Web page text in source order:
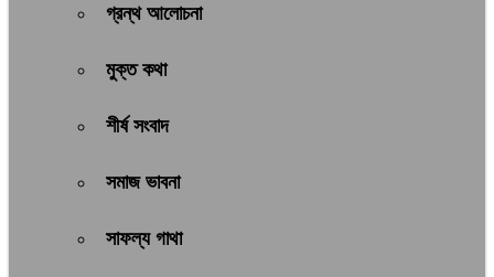
গ্রন্থ আলোচনা
মুক্ত কথা
শীর্ষ সংবাদ
সমাজ ভাবনা
সাফল্য গাথা